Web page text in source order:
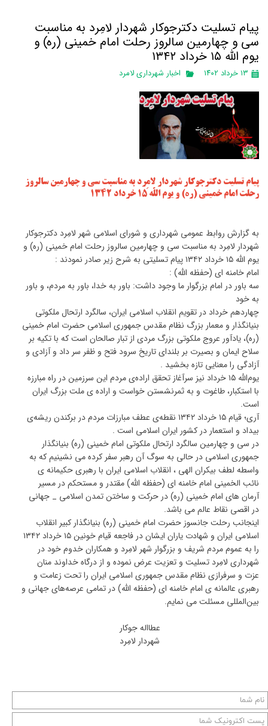
پیام تسلیت دکترجوکار شهردار لامِرد به مناسبت
سی و چهارمین سالروز رحلت امام خمینی (ره) و
یوم اللّه ۱۵ خرداد ۱۳۴۲
۱۳ خرداد ۱۴۰۲ اخبار شهرداری لامرد
پیام تسلیت دکترجوکار شهردار لامِرد به مناسبت سی و چهارمین سالروز
رحلت امام خمینی (ره) و یوم اللّه ۱۵ خرداد ۱۳۴۲
به گزارش روابط عمومی شهرداری و شورای اسلامی شهر لامِرد دکترجوکار
شهردار لامِرد به مناسبت سی و چهارمین سالروز رحلت امام خمینی (ره) و
یوم اللّه ۱۵ خرداد ۱۳۴۲ پیام تسلیتی به شرح زیر صادر نمودند :
امام خامنه ای (حفظه الله) :
سه باور در امام بزرگوار ما وجود داشت: باور به خدا، باور به مردم، و باور
به خود
چهاردهم خرداد در تقویم انقلاب اسلامی ایران، سالگرد ارتحال ملکوتی
بنیانگذار و معمار بزرگ نظام مقدس جمهوری اسلامی حضرت امام خمینی
(ره)، یادآور عروج ملکوتی بزرگ مردی از تبار صالحان است که با تکیه بر
سلاح ایمان و بصیرت بر بلندای تاریخ سرود فتح و ظفر سر داد و آزادی و
آزادگی را معنایی تازه بخشید .
یوم‌الله ۱۵ خرداد نیز سرآغاز تحقق اراده‌ی مردم این سرزمین در راه مبارزه
با استکبار، طاغوت و به ثمرنشستن خواست و اراده ی ملت بزرگ ایران
است.
آری‌؛ قیام ۱۵ خرداد ۱۳۴۲ نقطه‌ی عطف مبارزات مردم در برکندن ریشه‌ی
بیداد و استعمار در کشور ایران اسلامی است .
در سی و چهارمین سالگرد ارتحال ملکوتی امام خمینی (ره) بنیانگذار
جمهوری اسلامی در حالی به سوگ آن رهبر سفر کرده می نشینیم که به
واسطه لطف بیکران الهی ، انقلاب اسلامی ایران با رهبری حکیمانه ی
نائب الخمینی امام خامنه ای (حفظه الله) مقتدر و مستحکم در مسیر
آرمان های امام خمینی (ره) در حرکت و ساختن تمدن اسلامی _ جهانی
در اقصی نقاط عالم می باشد.
اینجانب رحلت جانسوز حضرت امام خمینی (ره) بنیانگذار کبیر انقلاب
اسلامی ایران و شهادت یاران ایشان در فاجعه قیام خونین ۱۵ خرداد ۱۳۴۲
را به عموم مردم شریف و بزرگوار شهر لامِرد و همکاران خدوم خود در
شهرداری لامِرد تسلیت و تعزیت عرض نموده و از درگاه خداوند منان
عزت و سرفرازی نظام مقدس جمهوری اسلامی ایران را تحت زعامت و
رهبری عالمانه ی امام خامنه ای (حفظه الله) در تمامی عرصه‌های جهانی و
بین‌المللی مسئلت می نمایم.
عطااله جوکار
شهردار لامِرد